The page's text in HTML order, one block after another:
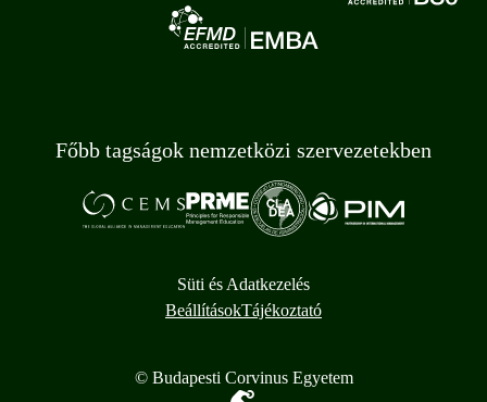
Főbb tagságok nemzetközi szervezetekben
Süti és Adatkezelés
BeállításokTájékoztató
© Budapesti Corvinus Egyetem